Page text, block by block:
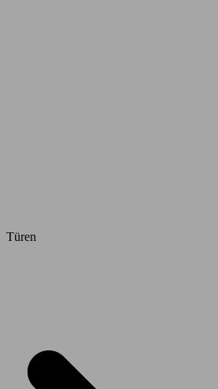
Türen